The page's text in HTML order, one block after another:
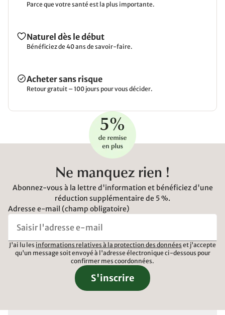
Parce que votre santé est la plus importante.
Naturel dès le début
Bénéficiez de 40 ans de savoir-faire.
Acheter sans risque
Retour gratuit – 100 jours pour vous décider.
Ne manquez rien !
Abonnez-vous à la lettre d'information et bénéficiez d'une
réduction supplémentaire de 5 %.
Adresse e-mail (champ obligatoire)
J'ai lu les informations relatives à la protection des données et j'accepte
qu'un message soit envoyé à l'adresse électronique ci-dessous pour
confirmer mes coordonnées.
S'inscrire